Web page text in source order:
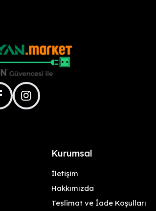
instagram
Kurumsal
İletişim
Hakkımızda
Teslimat ve İade Koşulları